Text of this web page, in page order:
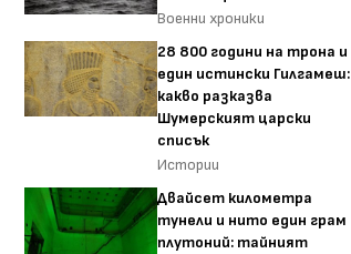
Военни хроники
28 800 години на трона и
един истински Гилгамеш:
какво разказва
Шумерският царски
списък
Истории
Двайсет километра
тунели и нито един грам
плутоний: тайният